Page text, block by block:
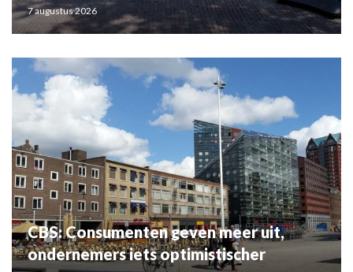
7 augustus 2026
CBS: Consumenten geven meer uit,
ondernemers iets optimistischer